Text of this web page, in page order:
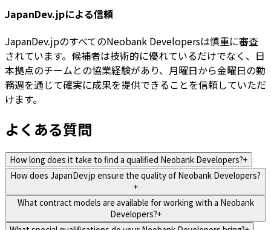
JapanDev.jpによる信頼
JapanDev.jpのすべてのNeobank Developersは慎重に審査
されています。候補者は技術的に優れているだけでなく、日
本拠点のチームとの協業経験があり、月曜日から金曜日の勤
務週を通じて確実に成果を提供できることを信頼していただ
けます。
よくある質問
How long does it take to find a qualified Neobank Developers?+
How does JapanDev.jp ensure the quality of Neobank Developers?
+
What contract models are available for working with a Neobank
Developers?+